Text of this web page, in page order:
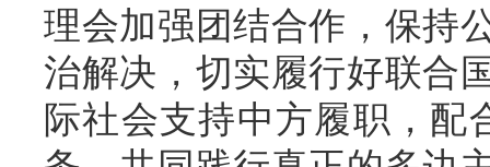
理会加强团结合作，保持
治解决，切实履行好联合
际社会支持中方履职，配